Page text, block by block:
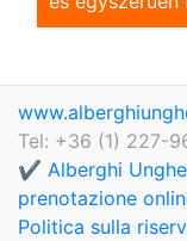
Tel: +36 (1) 227-
✔️ Alberghi
prenotazione
Politica sulla